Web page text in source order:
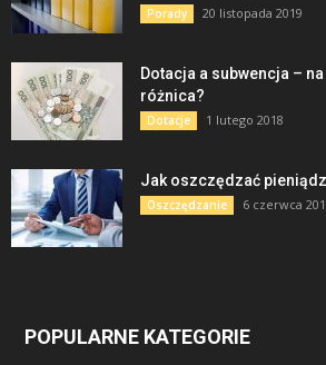
Porady 20 listopada 2019
Dotacja a subwencja –
różnica?
Dotacje 1 lutego 2018
Jak oszczędzać
Oszczędzanie 6 czerwca
POPULARNE KATEGORIE